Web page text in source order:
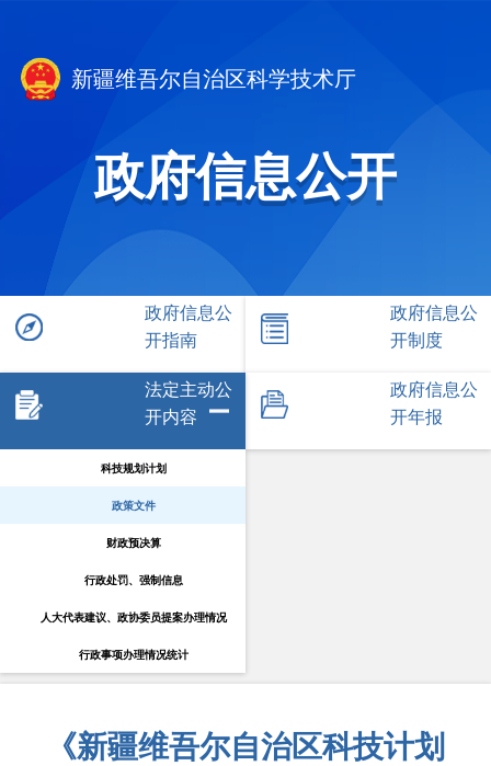
新疆维吾尔自治区科学技术厅
政府信息公开
政府信息公
开指南
政府信息公
开制度
法定主动公
开内容
科技规划计划
政策文件
财政预决算
行政处罚、强制信息
人大代表建议、政协委员提案办理情况
行政事项办理情况统计
政府信息公
开年报
《新疆维吾尔自治区科技计划